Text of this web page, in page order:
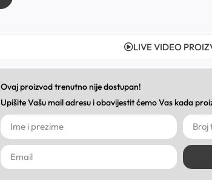
LIVE VIDEO
Ovaj proizvod trenutno nije dostupan!
Upišite Vašu mail adresu i obavijestit ćemo Vas kada